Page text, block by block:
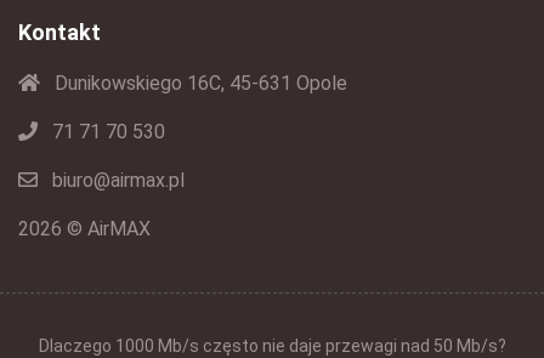
Kontakt
Dunikowskiego 16C, 45-631 Opole
71 71 70 530
biuro@airmax.pl
2026 © AirMAX
Dlaczego 1000 Mb/s często nie daje przewagi nad 50 Mb/s?